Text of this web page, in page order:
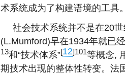
术系统成为了构建语境的工具
社会技术系统并不是在20
(L.Mumford)早在1934年就已
13和“技术体系”[12]101等概念,
期技术出现的整体性转变。法